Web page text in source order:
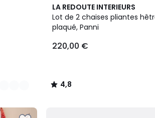
LA REDOUTE INTERIEURS
Lot de 2 chaises pliantes
plaqué, Panni
220,00 €
4,8
/ 5
2
Couleurs
4,8
/